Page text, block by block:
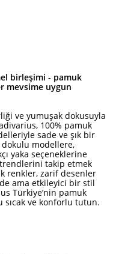
birleşimi - pamuk
mevsime uygun
ve yumuşak dokusuyla
100% pamuk
sade ve şık bir
modellere,
yaka seçeneklerine
takip etmek
renkler, zarif desenler
ama etkileyici bir stil
Türkiye’nin pamuk
sıcak ve konforlu tutun.